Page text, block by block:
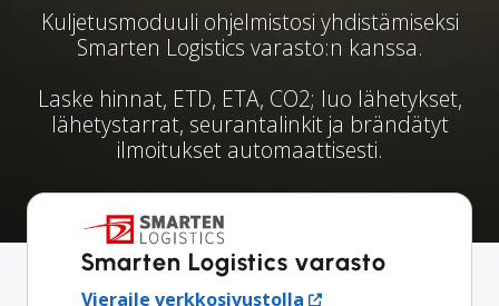
Kuljetusmoduuli ohjelmistosi yhdistämiseksi
Smarten Logistics varasto:n kanssa.
Laske hinnat, ETD, ETA, CO2; luo lähetykset,
lähetystarrat, seurantalinkit ja brändätyt
ilmoitukset automaattisesti.
Smarten Logistics varasto
Vieraile verkkosivustolla